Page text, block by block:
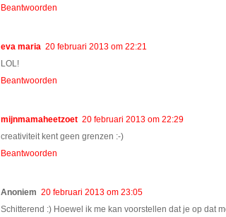
Beantwoorden
eva maria 20 februari 2013 om 22:21
LOL!
Beantwoorden
mijnmamaheetzoet 20 februari 2013 om 22:29
creativiteit kent geen grenzen :-)
Beantwoorden
Anoniem 20 februari 2013 om 23:05
Schitterend :) Hoewel ik me kan voorstellen dat je op dat